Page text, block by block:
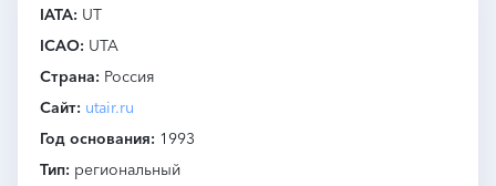
IATA UT
ICAO UTA
Страна Россия
Сайт utair.ru
Год основания 1993
Тип региональный